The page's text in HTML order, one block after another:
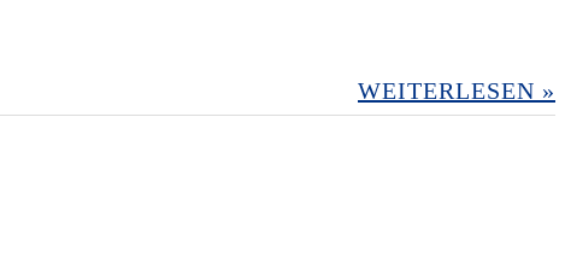
WEITERLESEN »